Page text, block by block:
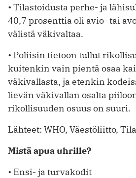
• Tilastoidusta perhe- ja
40,7 prosenttia oli avio- tai
välistä väkivaltaa.
• Poliisin tietoon tullut
kuitenkin vain pientä osaa
väkivallasta, ja etenkin
lievän väkivallan osalta
rikollisuuden osuus on suuri.
Lähteet: WHO, Väestöliitto,
Mistä apua uhrille?
• Ensi- ja turvakodit